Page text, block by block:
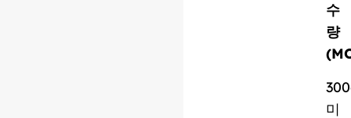
수
량
미